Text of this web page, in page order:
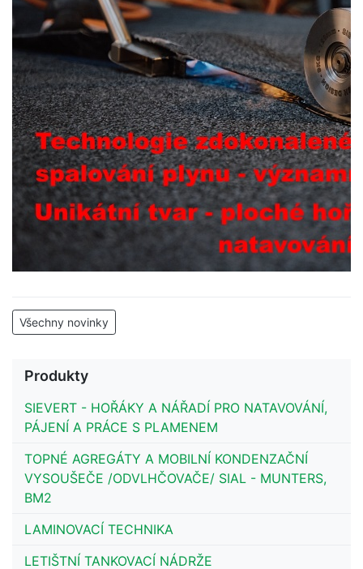
Produkty
SIEVERT - HOŘÁKY A NÁŘADÍ PRO NATAVOVÁNÍ,
PÁJENÍ A PRÁCE S PLAMENEM
TOPNÉ AGREGÁTY A MOBILNÍ KONDENZAČNÍ
VYSOUŠEČE /ODVLHČOVAČE/ SIAL - MUNTERS,
BM2
LAMINOVACÍ TECHNIKA
LETIŠTNÍ TANKOVACÍ NÁDRŽE
Všechny novinky